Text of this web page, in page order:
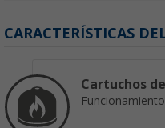
CARACTERÍSTICAS
Cartuchos